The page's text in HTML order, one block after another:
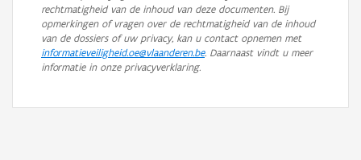
rechtmatigheid van de inhoud van deze documenten. Bij
opmerkingen of vragen over de rechtmatigheid van de inhoud
van de dossiers of uw privacy, kan u contact opnemen met
informatieveiligheid.oe@vlaanderen.be. Daarnaast vindt u meer
informatie in onze privacyverklaring.